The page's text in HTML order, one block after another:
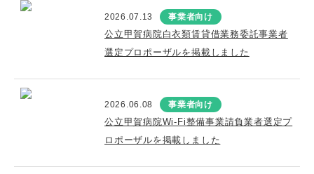
2026.07.13 事業者向け
公立甲賀病院白衣類賃貸借業務委託事業者
選定プロポーザルを掲載しました
2026.06.08 事業者向け
公立甲賀病院Wi-Fi整備事業請負業者選定プ
ロポーザルを掲載しました